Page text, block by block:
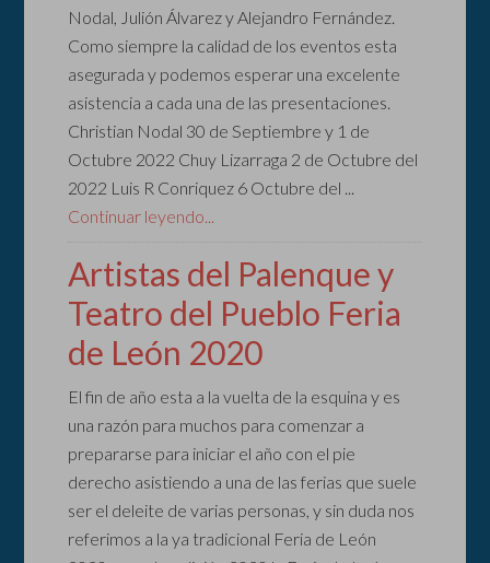
Nodal, Julión Álvarez y Alejandro Fernández.
Como siempre la calidad de los eventos esta
asegurada y podemos esperar una excelente
asistencia a cada una de las presentaciones.
Christian Nodal 30 de Septiembre y 1 de
Octubre 2022 Chuy Lizarraga 2 de Octubre del
2022 Luis R Conriquez 6 Octubre del ...
Continuar leyendo...
Artistas del Palenque y
Teatro del Pueblo Feria
de León 2020
El fin de año esta a la vuelta de la esquina y es
una razón para muchos para comenzar a
prepararse para iniciar el año con el pie
derecho asistiendo a una de las ferias que suele
ser el deleite de varias personas, y sin duda nos
referimos a la ya tradicional Feria de León